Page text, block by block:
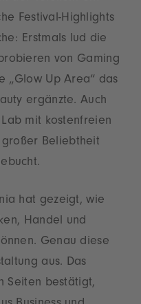
Festival-Highlights
Erstmals lud die
von Gaming
„Glow Up Area“ das
ergänzte. Auch
mit kostenfreien
großer Beliebtheit
hat gezeigt, wie
Handel und
Genau diese
aus. Das
Seiten bestätigt,